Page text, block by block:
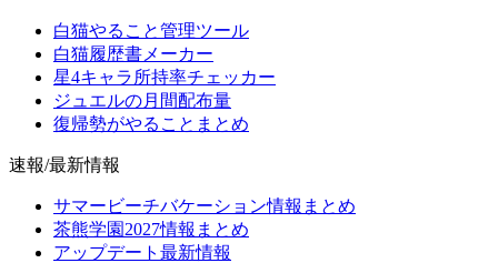
白猫やること管理ツール
白猫履歴書メーカー
星4キャラ所持率チェッカー
ジュエルの月間配布量
復帰勢がやることまとめ
速報/最新情報
サマービーチバケーション情報まとめ
茶熊学園2027情報まとめ
アップデート最新情報